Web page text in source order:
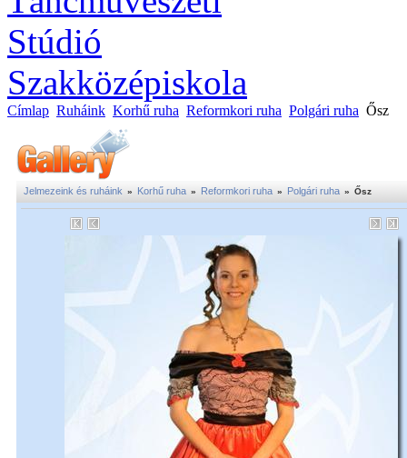
Címlap Ruháink Korhű ruha Reformkori ruha Polgári ruha Ősz
Jelmezeink és ruháink » Korhű ruha » Reformkori ruha » Polgári ruha » Ősz